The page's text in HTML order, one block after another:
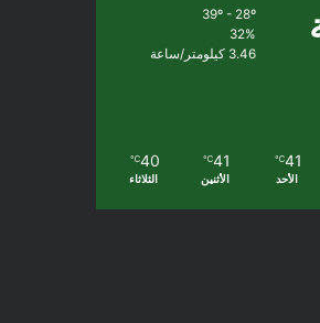
39º - 28º
32%
3.46 كيلومتر/ساعة
41
℃
الأحد
41
℃
الأثنين
40
℃
الثلاثاء